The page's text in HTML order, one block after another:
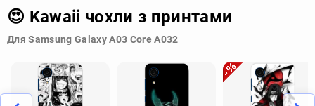
😍 Kawaii чохли з принтами
Для Samsung Galaxy A03 Core A032